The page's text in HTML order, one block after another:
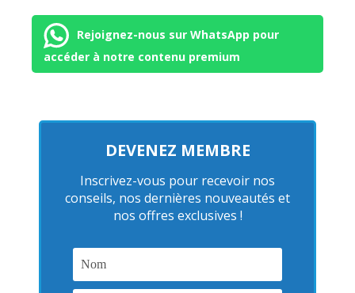
Rejoignez-nous sur WhatsApp pour
accéder à notre contenu premium
DEVENEZ MEMBRE
Inscrivez-vous pour recevoir nos
conseils, nos dernières nouveautés et
nos offres exclusives !